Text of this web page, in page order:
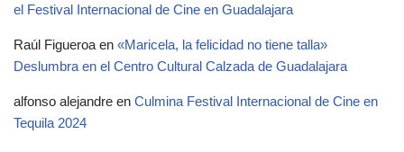
el Festival Internacional de Cine en Guadalajara
Raúl Figueroa en «Maricela, la felicidad no tiene talla»
Deslumbra en el Centro Cultural Calzada de Guadalajara
alfonso alejandre en Culmina Festival Internacional de Cine en
Tequila 2024